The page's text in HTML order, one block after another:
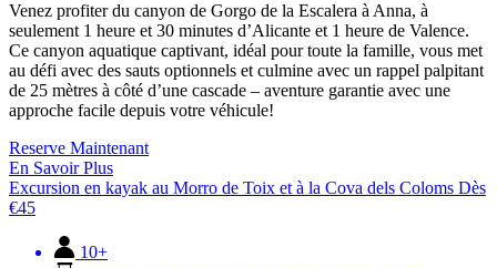
Venez profiter du canyon de Gorgo de la Escalera à Anna, à
seulement 1 heure et 30 minutes d’Alicante et 1 heure de Valence.
Ce canyon aquatique captivant, idéal pour toute la famille, vous met
au défi avec des sauts optionnels et culmine avec un rappel palpitant
de 25 mètres à côté d’une cascade – aventure garantie avec une
approche facile depuis votre véhicule!
Reserve Maintenant
En Savoir Plus
Excursion en kayak au Morro de Toix et à la Cova dels Coloms Dès
€45
10+